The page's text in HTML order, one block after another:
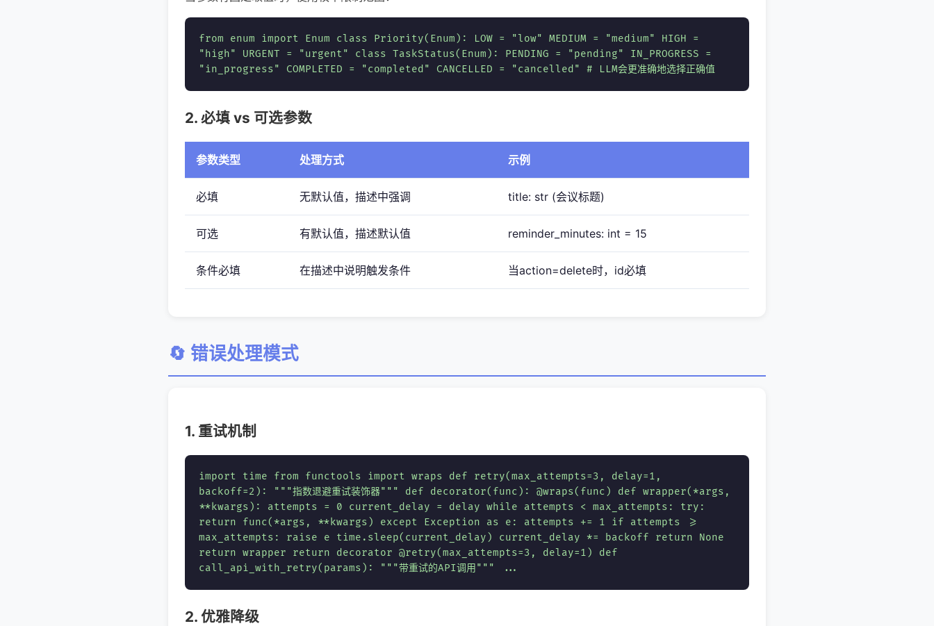
from enum import Enum class Priority(Enum): LOW = "low" MEDIUM = "medium" HIGH =
"high" URGENT = "urgent" class TaskStatus(Enum): PENDING = "pending" IN_PROGRESS =
"in_progress" COMPLETED = "completed" CANCELLED = "cancelled" # LLM会更准确地选择正确值
2. 必填 vs 可选参数
参数类型 处理方式 示例
必填 无默认值，描述中强调 title: str (会议标题)
可选 有默认值，描述默认值 reminder_minutes: int = 15
条件必填 在描述中说明触发条件 当action=delete时，id必填
🔄 错误处理模式
1. 重试机制
import time from functools import wraps def retry(max_attempts=3, delay=1,
backoff=2): """指数退避重试装饰器""" def decorator(func): @wraps(func) def wrapper(*args,
**kwargs): attempts = 0 current_delay = delay while attempts < max_attempts: try:
return func(*args, **kwargs) except Exception as e: attempts += 1 if attempts >=
max_attempts: raise e time.sleep(current_delay) current_delay *= backoff return None
return wrapper return decorator @retry(max_attempts=3, delay=1) def
call_api_with_retry(params): """带重试的API调用""" ...
2. 优雅降级